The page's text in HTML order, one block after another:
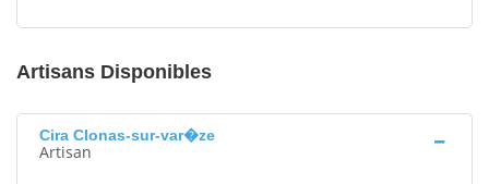
Artisans Disponibles
Cira Clonas-sur-var�ze
Artisan